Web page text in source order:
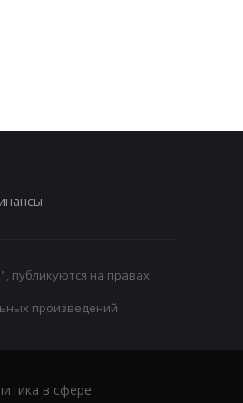
публикуются на правах
произведений
в сфере